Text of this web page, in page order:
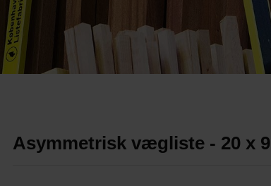
Asymmetrisk vægliste - 20 x